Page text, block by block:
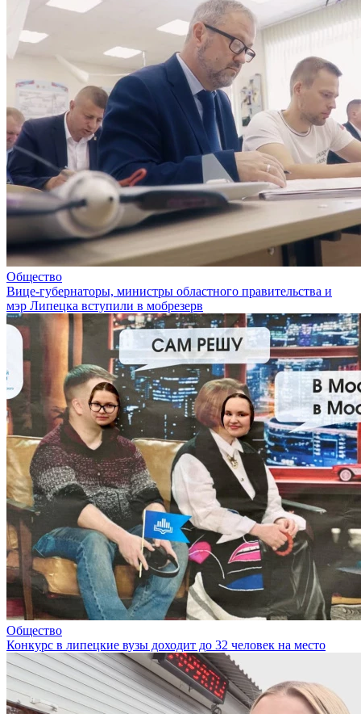
Общество
Вице-губернаторы, министры областного правительства и
мэр Липецка вступили в мобрезерв
Общество
Конкурс в липецкие вузы доходит до 32 человек на место